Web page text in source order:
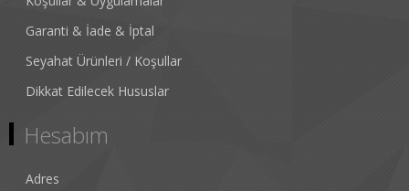
Garanti & İade & İptal
Seyahat Ürünleri / Koşullar
Dikkat Edilecek Hususlar
Hesabım
Adres